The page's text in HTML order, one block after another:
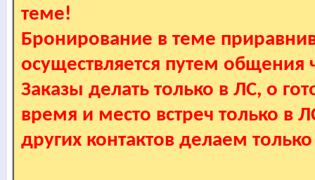
теме!
Бронирование в теме
осуществляется путем
Заказы делать только в ЛС, о
время и место встреч только в
других контактов делаем